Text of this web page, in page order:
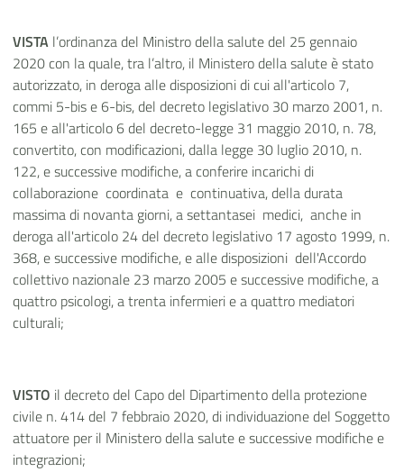
VISTA l’ordinanza del Ministro della salute del 25 gennaio
2020 con la quale, tra l’altro, il Ministero della salute è stato
autorizzato, in deroga alle disposizioni di cui all'articolo 7,
commi 5-bis e 6-bis, del decreto legislativo 30 marzo 2001, n.
165 e all'articolo 6 del decreto-legge 31 maggio 2010, n. 78,
convertito, con modificazioni, dalla legge 30 luglio 2010, n.
122, e successive modifiche, a conferire incarichi di
collaborazione coordinata e continuativa, della durata
massima di novanta giorni, a settantasei medici, anche in
deroga all'articolo 24 del decreto legislativo 17 agosto 1999, n.
368, e successive modifiche, e alle disposizioni dell'Accordo
collettivo nazionale 23 marzo 2005 e successive modifiche, a
quattro psicologi, a trenta infermieri e a quattro mediatori
culturali;
VISTO il decreto del Capo del Dipartimento della protezione
civile n. 414 del 7 febbraio 2020, di individuazione del Soggetto
attuatore per il Ministero della salute e successive modifiche e
integrazioni;